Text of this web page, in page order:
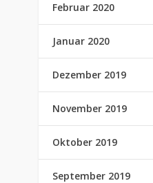
Februar 2020
Januar 2020
Dezember 2019
November 2019
Oktober 2019
September 2019